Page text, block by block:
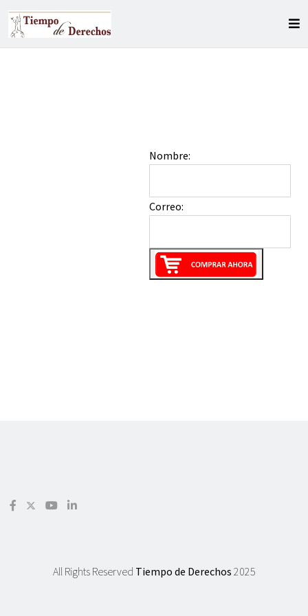
Nombre:
Correo:
All Rights Reserved Tiempo de Derechos 2025